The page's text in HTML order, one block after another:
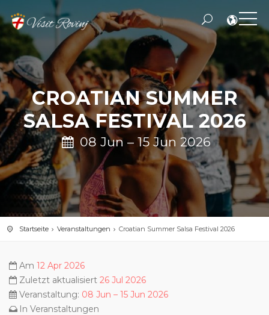
CROATIAN SUMMER
SALSA FESTIVAL 2026
08 Jun – 15 Jun 2026
Startseite Veranstaltungen Croatian Summer Salsa Festival 2026
Am 12 Apr 2026
Zuletzt aktualisiert 26 Jul 2026
Veranstaltung: 08 Jun – 15 Jun 2026
In Veranstaltungen